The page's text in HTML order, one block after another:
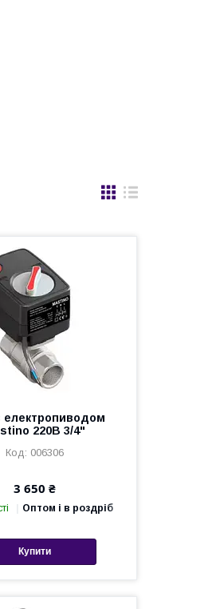
електропиводом
220В 3/4"
006306
3 650 ₴
Оптом і в роздріб
Купити